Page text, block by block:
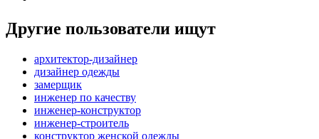
Другие пользователи ищут
архитектор-дизайнер
дизайнер одежды
замерщик
инженер по качеству
инженер-конструктор
инженер-строитель
конструктор женской одежды